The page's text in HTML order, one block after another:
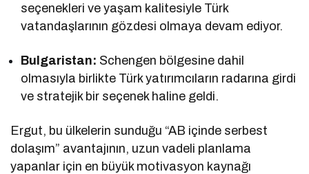
seçenekleri ve yaşam kalitesiyle Türk
vatandaşlarının gözdesi olmaya devam ediyor.
Bulgaristan: Schengen bölgesine dahil
olmasıyla birlikte Türk yatırımcıların radarına girdi
ve stratejik bir seçenek haline geldi.
Ergut, bu ülkelerin sunduğu “AB içinde serbest
dolaşım” avantajının, uzun vadeli planlama
yapanlar için en büyük motivasyon kaynağı